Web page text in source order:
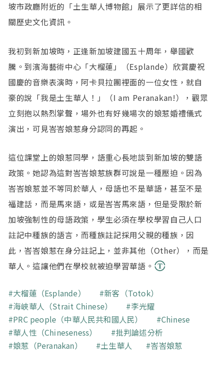
坡市政廳附近的「土生華人博物館」展示了更詳信的相
關歷史文化資訊。
我初到新加坡時，正逢新加坡建國五十周年，舉國歡
騰。到濱海藝術中心「大榴蓮」（Esplande）欣賞慶祝
國慶的音樂表演時，阿卡貝拉團裡面的一位女性，就自
豪的說「我是土生華人！」（I am Peranakan!），觀眾
立刻抱以熱烈掌聲，場外也有好幾場次的娘惹婚禮儀式
演出，可見峇峇娘惹身分認同的再起。
這位課堂上的娘惹同學，語重心長地談到新加坡的雙語
政策。她認為這對峇峇娘惹族群可說是一種壓迫。因為
峇峇娘惹並不等同於華人，母語也不是華語，甚至不是
福建話，而是馬來語，或是峇峇馬來語，但是受限於新
加坡強制性的母語政策，學生必須在學校學習自己人口
註記中種族的語言，而種族註記採用父親的種族，因
此，峇峇娘惹在身分註記上，並非其他（Other），而是
華人。這讓他們在學校就被迫學習華語。
關鍵字
大榴蓮（Esplande）
新客（Totok）
海峽華人（Strait Chinese）
李光耀
PRC people（中華人民共和國人民）
Chinese
華人性（Chineseness）
批判論述分析
娘惹（Peranakan）
土生華人 峇峇娘惹